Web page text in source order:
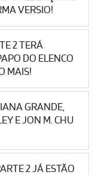
VERSIO!
2 TERÁ
DO ELENCO
MAIS!
GRANDE,
E JON M. CHU
2 JÁ ESTÃO